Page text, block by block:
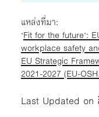
แหล่งที่มา:
‘Fit for the future’:
workplace safety
EU Strategic
2021-2027 (EU-
Last Updated on